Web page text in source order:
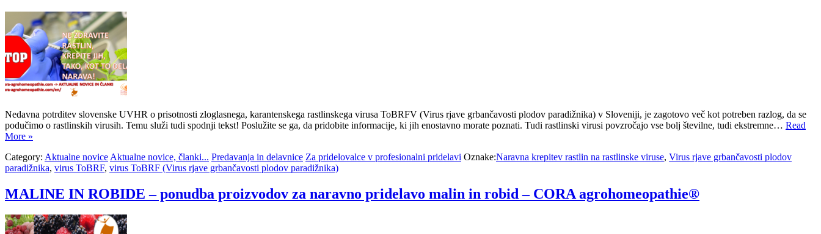
Nedavna potrditev slovenske UVHR o prisotnosti zloglasnega, karantenskega rastlinskega virusa ToBRFV (Virus rjave grbančavosti plodov paradižnika) v Sloveniji, je zagotovo več kot potreben razlog, da se
podučimo o rastlinskih virusih. Temu služi tudi spodnji tekst! Poslužite se ga, da pridobite informacije, ki jih enostavno morate poznati. Tudi rastlinski virusi povzročajo vse bolj številne, tudi ekstremne… Read
More »
Category: Aktualne novice Aktualne novice, članki... Predavanja in delavnice Za pridelovalce v profesionalni pridelavi Oznake:Naravna krepitev rastlin na rastlinske viruse, Virus rjave grbančavosti plodov
paradižnika, virus ToBRF, virus ToBRF (Virus rjave grbančavosti plodov paradižnika)
MALINE IN ROBIDE – ponudba proizvodov za naravno pridelavo malin in robid – CORA agrohomeopathie®